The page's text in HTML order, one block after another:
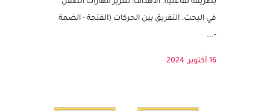
حسب الكلمات المكتوبة. يهدف النشاط إلى
مراجعة أحرف اللغة العربية مع الحركات و المدود
بطريقة تفاعلية. الأهداف: تعزيز مهارات الطفل
في البحث. التفريق بين الحركات (الفتحة - الضمة